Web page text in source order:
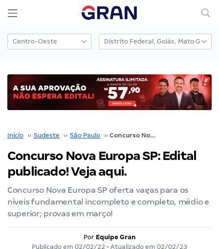
Início ›› Sudeste ›› São Paulo ›› Concurso Nova Europa SP: Edital publicado! Veja aqui.
Concurso Nova Europa SP: Edital
publicado! Veja aqui.
Concurso Nova Europa SP oferta vagas para os
níveis fundamental incompleto e completo, médio e
superior; provas em março!
Por Equipe Gran
Publicado em 02/02/22 • Atualizado em 02/02/23